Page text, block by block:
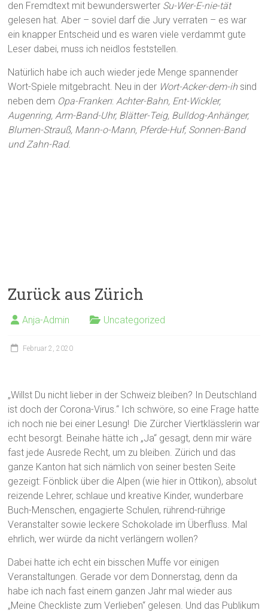
den Fremdtext mit bewunderswerter Su-Wer-E-nie-tät
gelesen hat. Aber – soviel darf die Jury verraten – es war
ein knapper Entscheid und es waren viele verdammt gute
Leser dabei, muss ich neidlos feststellen.
Natürlich habe ich auch wieder jede Menge spannender
Wort-Spiele mitgebracht. Neu in der Wort-Acker-dem-ih sind
neben dem Opa-Franken: Achter-Bahn, Ent-Wickler,
Augenring, Arm-Band-Uhr, Blätter-Teig, Bulldog-Anhänger,
Blumen-Strauß, Mann-o-Mann, Pferde-Huf, Sonnen-Band
und Zahn-Rad.
Zurück aus Zürich
Anja-Admin Uncategorized
Februar 2, 2020
„Willst Du nicht lieber in der Schweiz bleiben? In Deutschland
ist doch der Corona-Virus.“ Ich schwöre, so eine Frage hatte
ich noch nie bei einer Lesung! Die Zürcher Viertklässlerin war
echt besorgt. Beinahe hätte ich „Ja“ gesagt, denn mir wäre
fast jede Ausrede Recht, um zu bleiben. Zürich und das
ganze Kanton hat sich nämlich von seiner besten Seite
gezeigt: Fönblick über die Alpen (wie hier in Ottikon), absolut
reizende Lehrer, schlaue und kreative Kinder, wunderbare
Buch-Menschen, engagierte Schulen, rührend-rührige
Veranstalter sowie leckere Schokolade im Überfluss. Mal
ehrlich, wer würde da nicht verlängern wollen?
Dabei hatte ich echt ein bisschen Muffe vor einigen
Veranstaltungen. Gerade vor dem Donnerstag, denn da
habe ich nach fast einem ganzen Jahr mal wieder aus
„Meine Checkliste zum Verlieben“ gelesen. Und das Publikum